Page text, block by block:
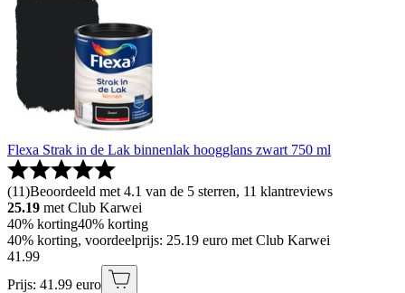
Flexa Strak in de Lak binnenlak hoogglans zwart 750 ml
(11)Beoordeeld met 4.1 van de 5 sterren, 11 klantreviews
25.19 met Club Karwei
40% korting40% korting
40% korting, voordeelprijs: 25.19 euro met Club Karwei
41 .99
Prijs: 41.99 euro